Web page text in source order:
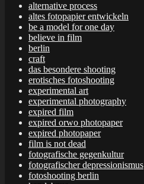
alternative process
altes fotopapier entwickeln
be a model for one day
believe in film
berlin
craft
das besondere shooting
erotisches fotoshooting
experimental art
experimental photography
expired film
expired orwo photopaper
expired photopaper
film is not dead
fotografische gegenkultur
fotografischer depressionismus
fotoshooting berlin